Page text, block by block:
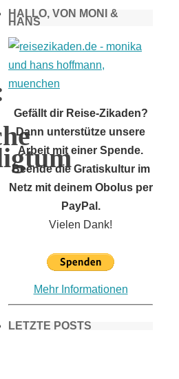
HALLO, VON MONI &
HANS
Gefällt dir Reise-Zikaden?
Dann unterstütze unsere
Arbeit mit einer Spende.
Beende die Gratiskultur im
Netz mit deinem Obolus per
PayPal.
Vielen Dank!
Mehr Informationen
LETZTE POSTS